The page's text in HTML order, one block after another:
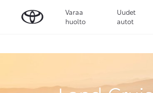
Varaa
huolto
Uudet
autot